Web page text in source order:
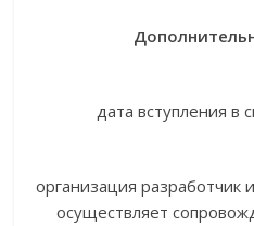
дата вступления в
организация разработчик
осуществляет